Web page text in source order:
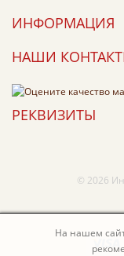
ИНФОРМАЦИЯ
НАШИ
РЕКВИЗИТЫ
© 2026
На нашем